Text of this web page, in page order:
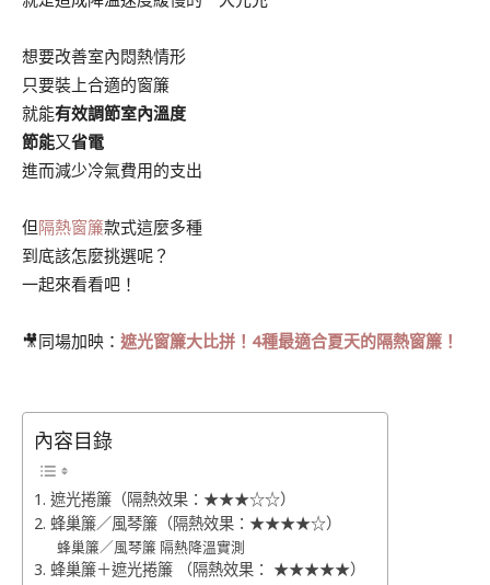
想要改善室內悶熱情形
只要裝上合適的窗簾
就能有效調節室內溫度
節能又省電
進而減少冷氣費用的支出
但隔熱窗簾款式這麼多種
到底該怎麼挑選呢？
一起來看看吧！
🎥同場加映： 遮光窗簾大比拼！4種最適合夏天的隔熱窗簾！
內容目錄
1. 遮光捲簾（隔熱效果：★★★☆☆）
2. 蜂巢簾／風琴簾（隔熱效果：★★★★☆）
蜂巢簾／風琴簾 隔熱降溫實測
3. 蜂巢簾＋遮光捲簾 （隔熱效果： ★★★★★）